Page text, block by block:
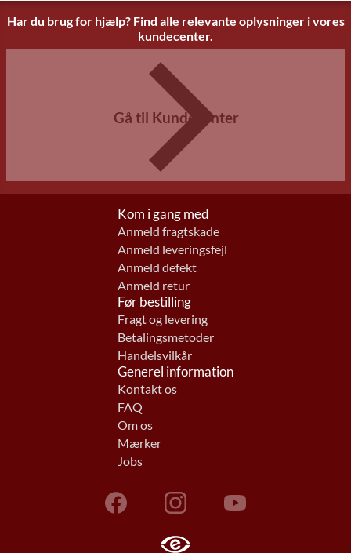
Har du brug for hjælp? Find alle relevante oplysninger i vores
kundecenter.
Gå til Kundecenter
Kom i gang med
Anmeld fragtskade
Anmeld leveringsfejl
Anmeld defekt
Anmeld retur
Før bestilling
Fragt og levering
Betalingsmetoder
Handelsvilkår
Generel information
Kontakt os
FAQ
Om os
Mærker
Jobs